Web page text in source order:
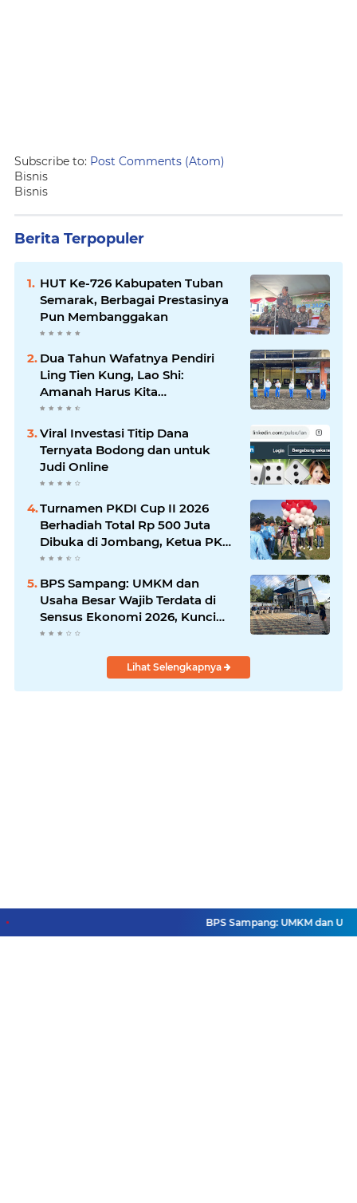
Subscribe to: Post Comments (Atom)
Bisnis
Bisnis
Berita Terpopuler
HUT Ke-726 Kabupaten Tuban
Semarak, Berbagai Prestasinya
Pun Membanggakan
Dua Tahun Wafatnya Pendiri
Ling Tien Kung, Lao Shi:
Amanah Harus Kita
Laksanakan!
Viral Investasi Titip Dana
Ternyata Bodong dan untuk
Judi Online
Turnamen PKDI Cup II 2026
Berhadiah Total Rp 500 Juta
Dibuka di Jombang, Ketua PKDI
Jatim Syaifullah Mahdi: Ajang
Komunikasi Antar-Kades untuk
Memajukan Desa
BPS Sampang: UMKM dan
Usaha Besar Wajib Terdata di
Sensus Ekonomi 2026, Kunci
Kebijakan Tepat Sasaran
Lihat Selengkapnya
BPS Sampang: UMKM dan